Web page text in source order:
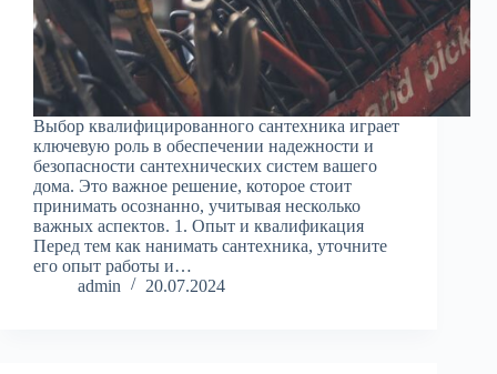
Выбор квалифицированного сантехника играет
ключевую роль в обеспечении надежности и
безопасности сантехнических систем вашего
дома. Это важное решение, которое стоит
принимать осознанно, учитывая несколько
важных аспектов. 1. Опыт и квалификация
Перед тем как нанимать сантехника, уточните
его опыт работы и…
admin
20.07.2024